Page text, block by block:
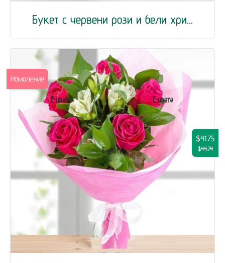
Букет с червени рози и бели хри...
$41.75
$44.74
Намаление